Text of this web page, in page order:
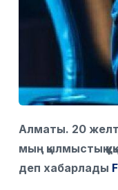
Алматы. 20
мың қылмыстық
деп хабарлады